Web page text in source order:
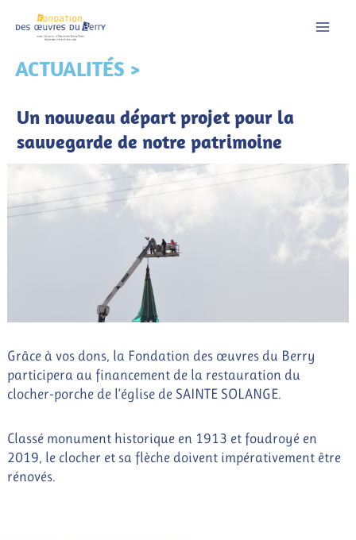
ACTUALITÉS >
Un nouveau départ projet pour la
sauvegarde de notre patrimoine
Grâce à vos dons, la Fondation des œuvres du Berry
participera au financement de la restauration du
clocher-porche de l’église de SAINTE SOLANGE.
Classé monument historique en 1913 et foudroyé en
2019, le clocher et sa flèche doivent impérativement être
rénovés.